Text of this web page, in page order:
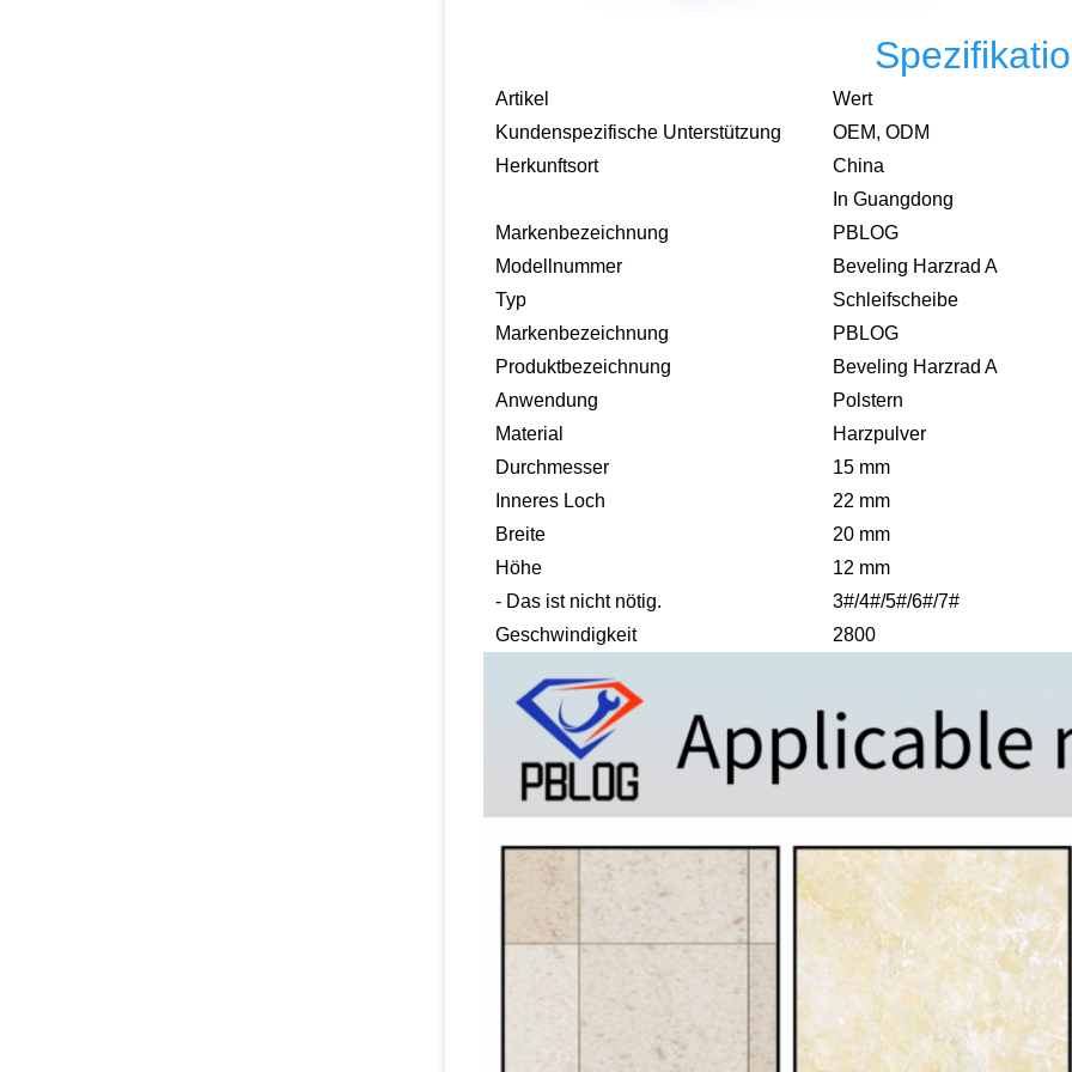
Artikel
Wert
Kundenspezifische Unterstützung
OEM, ODM
Herkunftsort
China
In Guangdong
Markenbezeichnung
PBLOG
Modellnummer
Beveling Harzrad A
Typ
Schleifscheibe
Markenbezeichnung
PBLOG
Produktbezeichnung
Beveling Harzrad A
Anwendung
Polstern
Material
Harzpulver
Durchmesser
15 mm
Inneres Loch
22 mm
Breite
20 mm
Höhe
12 mm
- Das ist nicht nötig.
3#/4#/5#/6#/7#
Geschwindigkeit
2800